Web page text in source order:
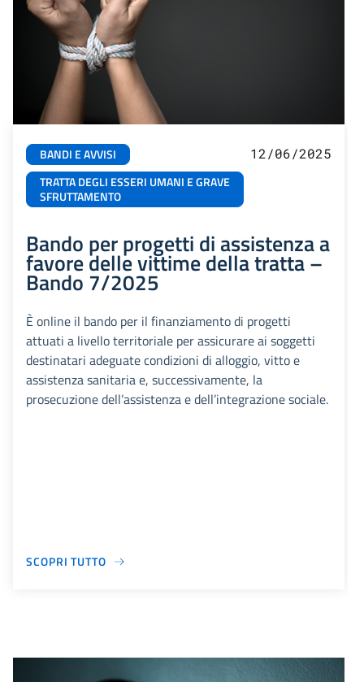
BANDI E AVVISI
TRATTA DEGLI ESSERI UMANI E GRAVE
SFRUTTAMENTO
12/06/2025
Bando per progetti di assistenza a
favore delle vittime della tratta –
Bando 7/2025
È online il bando per il finanziamento di progetti
attuati a livello territoriale per assicurare ai soggetti
destinatari adeguate condizioni di alloggio, vitto e
assistenza sanitaria e, successivamente, la
prosecuzione dell’assistenza e dell’integrazione sociale.
SCOPRI TUTTO